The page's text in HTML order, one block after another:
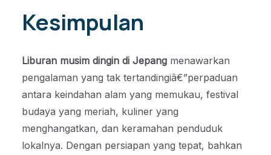
Kesimpulan
Liburan musim dingin di Jepang menawarkan
pengalaman yang tak tertandingiâ€”perpaduan
antara keindahan alam yang memukau, festival
budaya yang meriah, kuliner yang
menghangatkan, dan keramahan penduduk
lokalnya. Dengan persiapan yang tepat, bahkan